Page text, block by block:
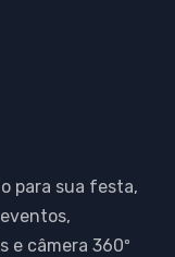
para sua festa,
e câmera 360º